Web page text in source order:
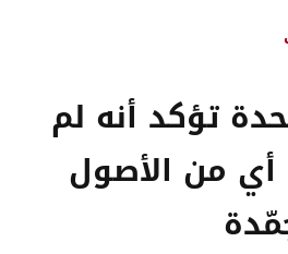
تؤكد أنه لم
أي من الأصول